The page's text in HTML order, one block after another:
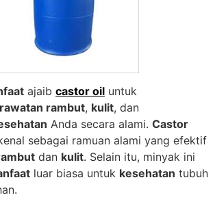
ajaib castor oil untuk
rambut, kulit, dan
Anda secara alami. Castor
sebagai ramuan alami yang efektif
dan kulit. Selain itu, minyak ini
luar biasa untuk kesehatan tubuh